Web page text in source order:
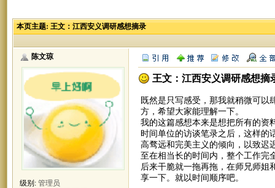
本页主题: 王文：江西安义调研感想摘录
陈文琼
级别: 管理员
王文：江西安义调研感想摘
既然是只写感受，那我就稍微可以
方，希望大家能理解一下。
我的这篇感想本来是想把所有的资
时间单位的访谈笔录之后，这样的
高骛远和完美主义的倾向，以致迟
至在相当长的时间内，整个工作完
后来干脆就一拖再拖，在师兄师姐
享一下。就以时间顺序吧。